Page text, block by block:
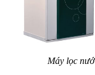
Máy lọc